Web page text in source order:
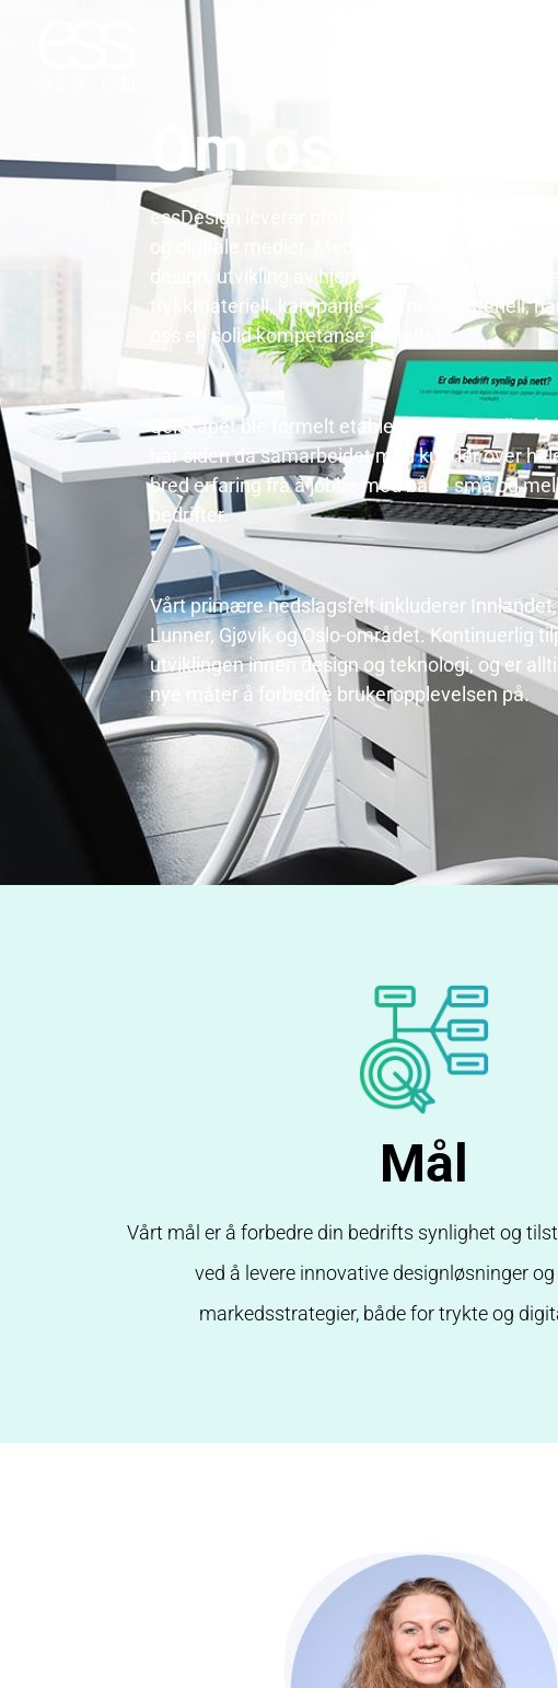
Om oss
essDesign leverer profesjonelle
og digitale medier. Med over to tiårs erfaring
design, utvikling av hjemmeside, visuell
trykkmateriell, kampanje- og messmateriell,
oss en solid kompetanse på feltet.
Selskapet ble formelt etablert i 2012 av
har siden da samarbeidet med kunder over
bred erfaring fra å jobbe med både små og
bedrifter.
Vårt primære nedslagsfelt inkluderer
Lunner, Gjøvik og Oslo-området. Kontinuerlig
utviklingen innen design og teknologi, og er
nye måter å forbedre brukeropplevelsen på.
Mål
Vårt mål er å forbedre din bedrifts synlighet og
ved å levere innovative designløsninger
markedsstrategier, både for trykte og